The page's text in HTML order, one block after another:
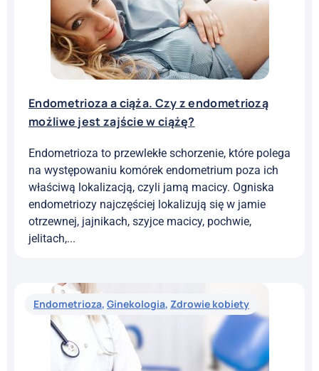
tej chorobie,...
Endometrioza,Ginekologia,Zdrowie kobiety
Endometrioza a ciąża. Czy z endometriozą
możliwe jest zajście w ciążę?
na występowaniu komórek endometrium poza ich
właściwą lokalizacją, czyli jamą macicy. Ogniska
endometriozy najczęściej lokalizują się w jamie
otrzewnej, jajnikach, szyjce macicy, pochwie,
jelitach,...